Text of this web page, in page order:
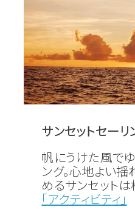
サンセットセーリ
帆にうけた風で
ング。心地よい
めるサンセットは
「アクティビティ」